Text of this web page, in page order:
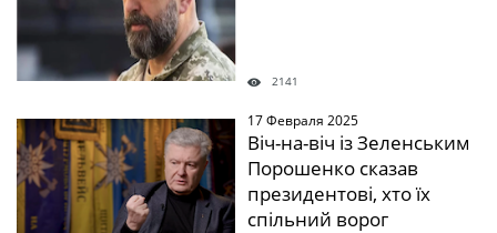
2141
17 Февраля 2025
Віч-на-віч із Зеленським
Порошенко сказав
президентові, хто їх
спільний ворог